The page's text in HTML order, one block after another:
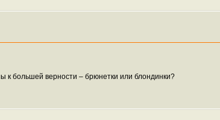
большей верности – брюнетки или блондинки?